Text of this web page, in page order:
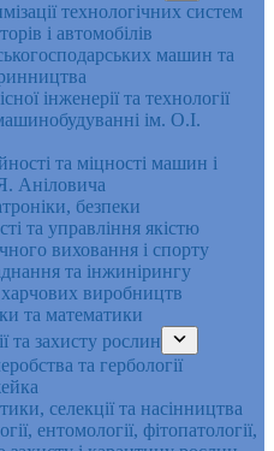
технологічних систем
і автомобілів
машин та
інженерії та технології
ім. О.І.
та міцності машин і
Аніловича
безпеки
та управління якістю
виховання і спорту
та інжинірингу
виробництв
та математики
та захисту рослин
та гербології
селекції та насінництва
ентомології, фітопатології,